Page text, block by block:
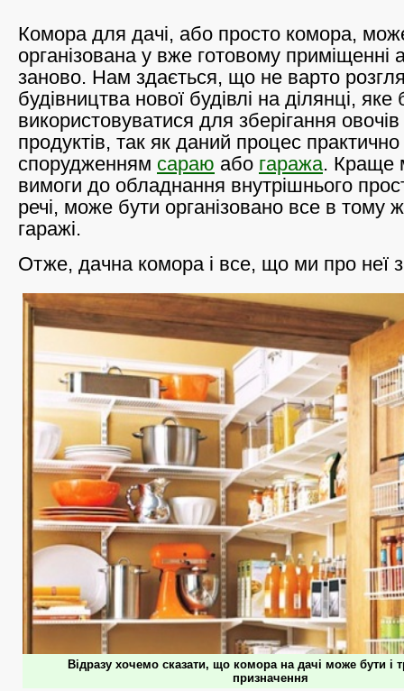
Комора для дачі, або просто комора,
організована у вже готовому приміщенні
заново. Нам здається, що не варто
будівництва нової будівлі на ділянці, яке
використовуватися для зберігання
продуктів, так як даний процес практично
спорудженням сараю або гаража. Краще
вимоги до обладнання внутрішнього
речі, може бути організовано все в тому
гаражі.
Отже, дачна комора і все, що ми про неї
Відразу хочемо сказати, що комора на дачі може бути і
призначення